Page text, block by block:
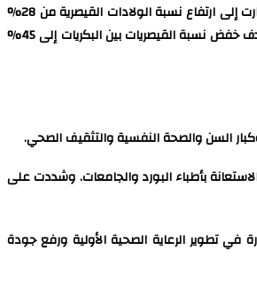
وحددت نائب الوزير ثلاثة ملفات رئيسية للعمل: خفض القيصريات غير المبررة، والقضاء على الحمل غير المخطط، والتوسع في تركيب وسائل تنظيم الأسرة عقب الولادة مباشرة. وأشارت إلى ارتفاع نسبة الولادات القيصرية من 28%
عام 2008 إلى نحو 79% حاليًا، مع ما يرتبط به من زيادة وفيات حديثي الولادة، مؤكدة أهمية الالتزام بالمعايير العلمية وتأهيل الكوادر للولادة الطبيعية بعد القيصرية (VBAC)، مع هدف خفض نسبة القيصريات بين البكريات إلى 45%
السن والصحة النفسية والتثقيف الصحي.
بأطباء البورد والجامعات. وشددت على
في تطوير الرعاية الصحية الأولية ورفع جودة